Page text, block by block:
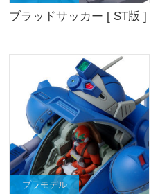
ブラッドサッカー [ ST版 ]
プラモデル